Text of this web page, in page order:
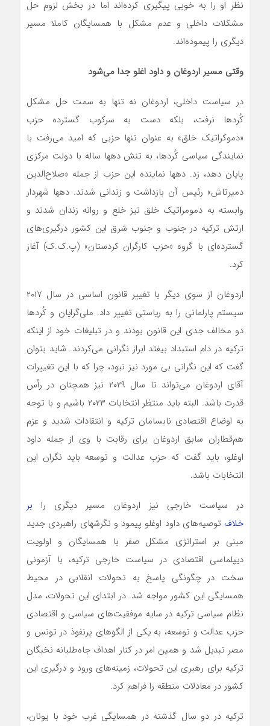
نظر او را به خوبی پیگیری کرده‌اند اما در بخش لزوم حل
مشکلات داخلی و عدم مشکل با همسایگان کاملا مسیر
دیگری را پیموده‌اند.
وقتی مسیر اردوغان و داود اغلو جدا می‌شود
در سیاست داخلی، اردوغان نه تنها به سمت حل مشکل
کُردها نرفت، بلکه دست به سرکوب گسترده حزب
«دموکراتیک خلق» به عنوان تنها حزبی که امید می‌رفت با
نمایندگی سیاسی کُردها، به تنش دهها ساله با دولت مرکزی
پایان دهد، زد. دهها نماینده این حزب از جمله «صلاح‌الدین
دمیرتاش» رئیس آن بازداشت و زندانی شدند. دهها شهردار
وابسته به دمومراتیک خلق نیز خلع و روانه زندان شدند و
ارتش ترکیه در جنوب و جنوب شرق این کشور درگیری‌های
گسترده‌ای با گروه «حزب کارگران کردستان» (پ.ک.ک) آغاز
کرد.
اردوغان از سوی دیگر با تغییر قانون اساسی در سال ۲۰۱۷
سیستم پارلمانی را به ریاستی تغییر داد. ملی‌گرایان و کُردها
دو مخالف جدی این قانون بودند و در تبلیغات خود از اینکه
ترکیه در دام استبداد بیفتد ابراز نگرانی می‌کردند. شاید بتوان
گفت که این نگرانی بی مورد نیز نبود، چرا که با این تغییرات
آقای اردوغان می‌تواند تا سال ۲۰۲۹ نیز همچنان در رأس
قدرت باشد. البته باید منتظر انتخابات ۲۰۲۳ باشیم و با توجه
به اوضاع اقتصادی نابسامان ترکیه و انتقادات شدید و عزم
هم‌قطاران سابق اردوغان برای رقابت با وی از جمله داود
اوغلو، باید گفت که حزب عدالت و توسعه باید نگران این
انتخابات باشد.
در سیاست خارجی نیز اردوغان مسیر دیگری را بر
خلاف توصیه‌های داود اوغلو پیمود و نگرشهای راهبردی جدید
مبنی بر استراتژی مشکل صفر با همسایگان و اولویت
دیپلماسی اقتصادی در سیاست خارجی ترکیه، با آزمونی
سخت در چگونگی پاسخ به تحولات انقلابی در محیط
همسایگی این کشور مواجه شد. در ابتدای این تحولات، مدل
نظام سیاسی ترکیه در سایه موفقیت‌های سیاسی و اقتصادی
حزب عدالت و توسعه، به یکی از الگوهای پرنفوذ در تونس و
مصر تبدیل شد و همین امر در کنار اهداف جاه‌طلبانه نخبگان
ترکیه برای رهبری این تحولات، زمینه‌های ورود و درگیری این
کشور در معادلات منطقه را فراهم کرد.
ترکیه در دو سال گذشته در همسایگی غرب خود با یونان،